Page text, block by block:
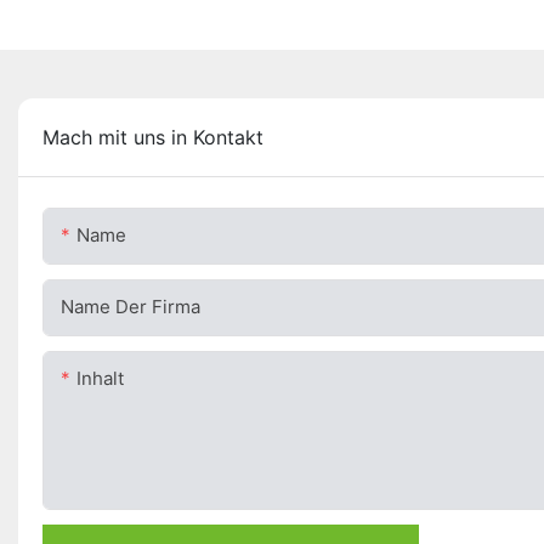
Mach mit uns in Kontakt
Name
Name Der Firma
Inhalt